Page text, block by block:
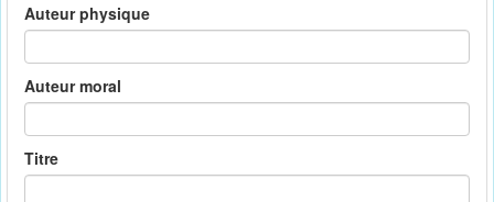
Auteur physique
Auteur moral
Titre